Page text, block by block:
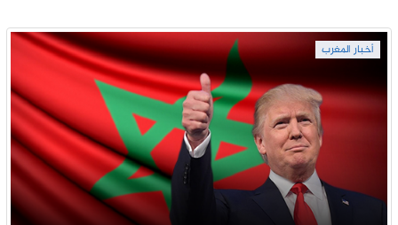
أخبار المغرب